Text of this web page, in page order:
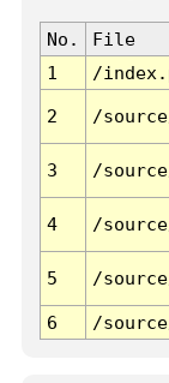
No. File
1
/
2 /
3 /
4 /
5 /
6 /